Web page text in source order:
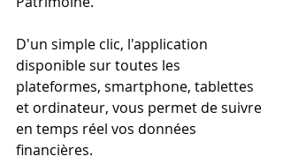
D'un simple clic, l'application
disponible sur toutes les
plateformes, smartphone, tablettes
et ordinateur, vous permet de suivre
en temps réel vos données
financières.